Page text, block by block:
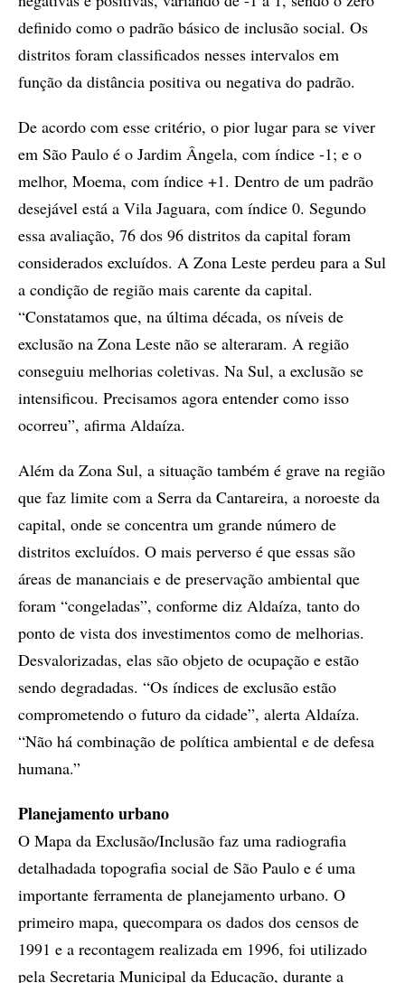
definido como o padrão básico de inclusão social. Os
distritos foram classificados nesses intervalos em
função da distância positiva ou negativa do padrão.
De acordo com esse critério, o pior lugar para se viver
em São Paulo é o Jardim Ângela, com índice -1; e o
melhor, Moema, com índice +1. Dentro de um padrão
desejável está a Vila Jaguara, com índice 0. Segundo
essa avaliação, 76 dos 96 distritos da capital foram
considerados excluídos. A Zona Leste perdeu para a Sul
a condição de região mais carente da capital.
“Constatamos que, na última década, os níveis de
exclusão na Zona Leste não se alteraram. A região
conseguiu melhorias coletivas. Na Sul, a exclusão se
intensificou. Precisamos agora entender como isso
ocorreu”, afirma Aldaíza.
Além da Zona Sul, a situação também é grave na região
que faz limite com a Serra da Cantareira, a noroeste da
capital, onde se concentra um grande número de
distritos excluídos. O mais perverso é que essas são
áreas de mananciais e de preservação ambiental que
foram “congeladas”, conforme diz Aldaíza, tanto do
ponto de vista dos investimentos como de melhorias.
Desvalorizadas, elas são objeto de ocupação e estão
sendo degradadas. “Os índices de exclusão estão
comprometendo o futuro da cidade”, alerta Aldaíza.
“Não há combinação de política ambiental e de defesa
humana.”
Planejamento urbano
O Mapa da Exclusão/Inclusão faz uma radiografia
detalhadada topografia social de São Paulo e é uma
importante ferramenta de planejamento urbano. O
primeiro mapa, quecompara os dados dos censos de
1991 e a recontagem realizada em 1996, foi utilizado
pela Secretaria Municipal da Educação, durante a